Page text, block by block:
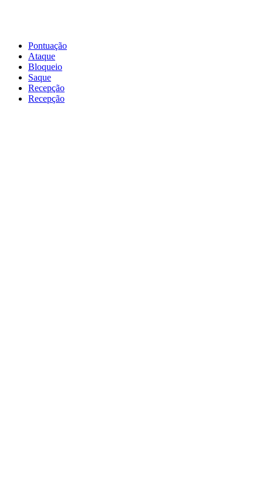
Pontuação
Ataque
Bloqueio
Saque
Recepção
Recepção